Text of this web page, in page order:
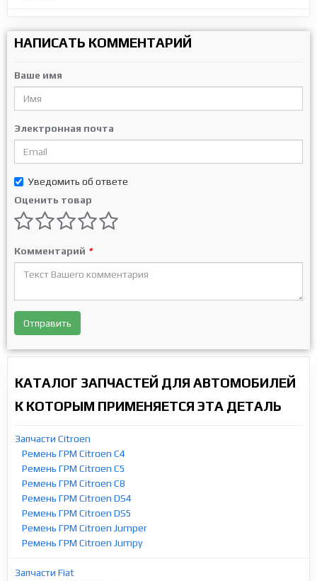
НАПИСАТЬ КОММЕНТАРИЙ
Ваше имя
Электронная почта
Уведомить об ответе
Оценить товар
Комментарий *
Отправить
КАТАЛОГ ЗАПЧАСТЕЙ ДЛЯ АВТОМОБИЛЕЙ
К КОТОРЫМ ПРИМЕНЯЕТСЯ ЭТА ДЕТАЛЬ
Запчасти Citroen
Ремень ГРМ Citroen C4
Ремень ГРМ Citroen C5
Ремень ГРМ Citroen C8
Ремень ГРМ Citroen DS4
Ремень ГРМ Citroen DS5
Ремень ГРМ Citroen Jumper
Ремень ГРМ Citroen Jumpy
Запчасти Fiat